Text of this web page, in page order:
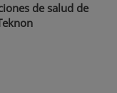
de salud de